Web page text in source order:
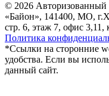
© 2026 Авторизованный
«Байон», 141400, МО,
стр. 6, этаж 7, офис 3,11,
Политика
*Ссылки на сторонние
удобства. Если вы
данный сайт.